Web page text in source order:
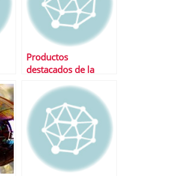
Productos
destacados de la